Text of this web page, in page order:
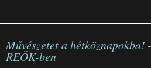
Művészetet a hétköznapokba!
REÖK-ben